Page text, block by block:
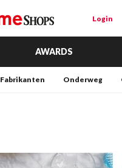
Login
AWARDS
Fabrikanten Onderweg